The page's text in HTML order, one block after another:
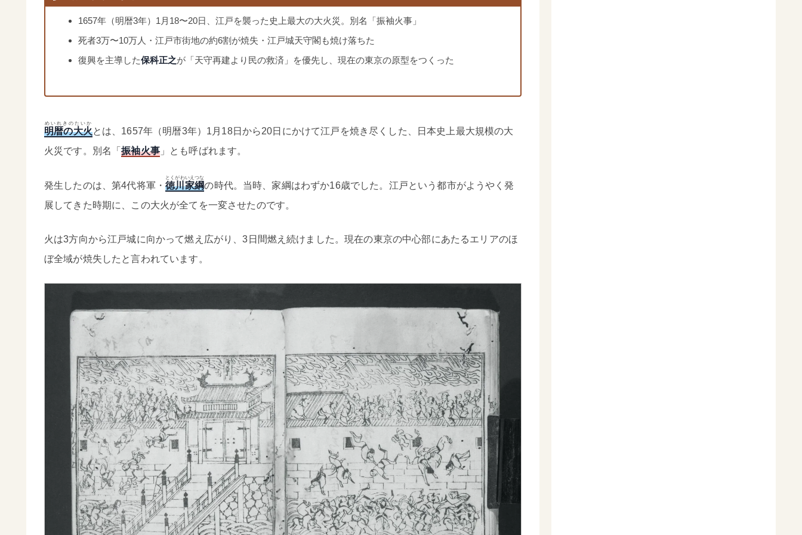
1657年（明暦3年）1月18〜20日、江戸を襲った史上最大の大火災。別名「振袖火事」
死者3万〜10万人・江戸市街地の約6割が焼失・江戸城天守閣も焼け落ちた
復興を主導した保科正之が「天守再建より民の救済」を優先し、現在の東京の原型をつくった
明暦の大火
めいれきのたいか
とは、1657年（明暦3年）1月18日から20日にかけて江戸を焼き尽くした、日本史上最大規模の大
火災です。別名「振袖火事」とも呼ばれます。
発生したのは、第4代将軍・徳川家綱
とくがわいえつな
の時代。当時、家綱はわずか16歳でした。江戸という都市がようやく発
展してきた時期に、この大火が全てを一変させたのです。
火は3方向から江戸城に向かって燃え広がり、3日間燃え続けました。現在の東京の中心部にあたるエリアのほ
ぼ全域が焼失したと言われています。